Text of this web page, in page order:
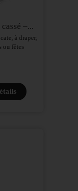
–...
à draper,
ou fêtes